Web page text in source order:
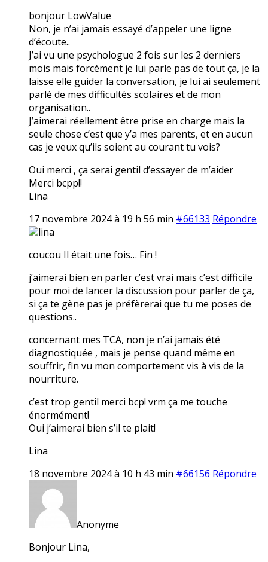
bonjour LowValue
Non, je n’ai jamais essayé d’appeler une ligne
d’écoute..
J’ai vu une psychologue 2 fois sur les 2 derniers
mois mais forcément je lui parle pas de tout ça, je la
laisse elle guider la conversation, je lui ai seulement
parlé de mes difficultés scolaires et de mon
organisation..
J’aimerai réellement être prise en charge mais la
seule chose c’est que y’a mes parents, et en aucun
cas je veux qu’ils soient au courant tu vois?
Oui merci , ça serai gentil d’essayer de m’aider
Merci bcpp!!
Lina
17 novembre 2024 à 19 h 56 min #66133 Répondre
lina
coucou Il était une fois… Fin !
j’aimerai bien en parler c’est vrai mais c’est difficile
pour moi de lancer la discussion pour parler de ça,
si ça te gène pas je préfèrerai que tu me poses de
questions..
concernant mes TCA, non je n’ai jamais été
diagnostiquée , mais je pense quand même en
souffrir, fin vu mon comportement vis à vis de la
nourriture.
c’est trop gentil merci bcp! vrm ça me touche
énormément!
Oui j’aimerai bien s’il te plait!
Lina
18 novembre 2024 à 10 h 43 min #66156 Répondre
Anonyme
Bonjour Lina,